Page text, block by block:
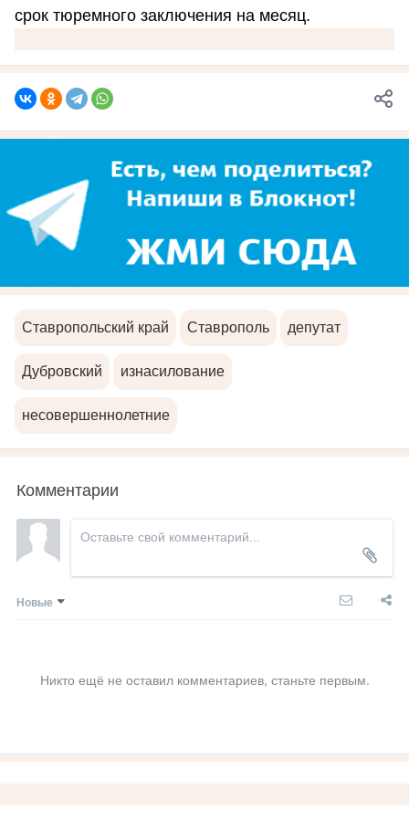
срок тюремного заключения на месяц.
Ставропольский край Ставрополь депутат
Дубровский изнасилование
несовершеннолетние
Комментарии
Новые
Никто ещё не оставил комментариев, станьте первым.